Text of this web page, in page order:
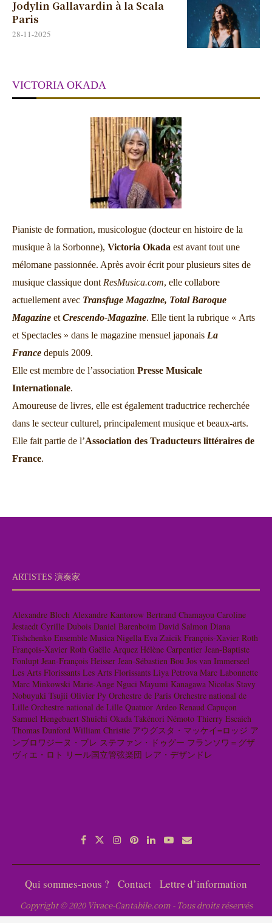
Jodylin Gallavardin à la Scala
Paris
28-11-2025
VICTORIA OKADA
Pianiste de formation, musicologue (docteur en histoire de la
musique à la Sorbonne), Victoria Okada est avant tout une
mélomane passionnée. Après avoir écrit pour plusieurs sites de
musique classique dont ResMusica.com, elle collabore
actuellement avec Transfuge Magazine, Total Baroque
Magazine et Crescendo-Magazine. Elle tient la rubrique « Arts
et Spectacles » dans le magazine mensuel japonais La
France depuis 2009.
Elle est membre de l’association Presse Musicale
Internationale.
Amoureuse de livres, elle est également traductrice recherchée
dans le secteur culturel, principalement musique et beaux-arts.
Elle fait partie de l’Association des Traducteurs littéraires de
France.
ARTISTES 演奏家
Alexandre Bloch Alexandre Kantorow Bertrand Chamayou Caroline
Jestaedt Cyrille Dubois Daniel Barenboim David Salmon Diana
Tishchenko Ensemble Musica Nigella Eva Zaïcik François-Xavier Roth
François-Xavier Roth Gaëlle Arquez Hélène Carpentier Jean-Baptiste
Fonlupt Jean-François Heisser Jean-Sébastien Bou Jos van Immerseel
Les Arts Florissants Les Arts Florissants Liya Petrova Marc Labonnette
Marc Minkowski Marie-Ange Nguci Mayumi Kanagawa Nicolas Stavy
Nobuyuki Tsujii Olivier Py Orchestre de Paris Orchestre national de
Lille Orchestre national de Lille Quatuor Ardeo Renaud Capuçon
Samuel Hengebaert Shuichi Okada Takénori Némoto Thierry Escaich
Thomas Dunford William Christie アウグスタ・マッケイ=ロッジ ア
ンブロワジーヌ・ブレ ステファン・ドゥグー フランソワ＝グザ
ヴィエ・ロト リール国立管弦楽団 レア・デザンドレ
Qui sommes-nous ? Contact Lettre d’information
Copyright © 2020 Vivace-Cantabile.com - Tous droits réservés